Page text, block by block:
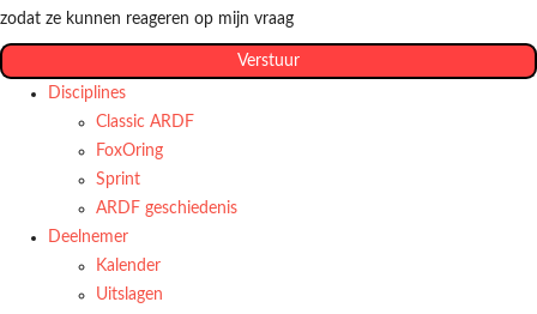
zodat ze kunnen reageren op mijn vraag
Verstuur
Disciplines
Classic ARDF
FoxOring
Sprint
ARDF geschiedenis
Deelnemer
Kalender
Uitslagen